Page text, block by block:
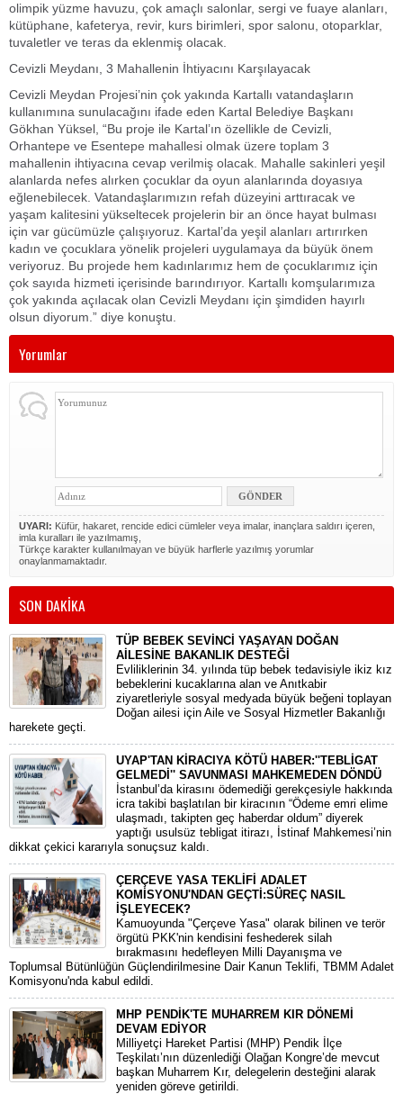
olimpik yüzme havuzu, çok amaçlı salonlar, sergi ve fuaye alanları,
kütüphane, kafeterya, revir, kurs birimleri, spor salonu, otoparklar,
tuvaletler ve teras da eklenmiş olacak.
Cevizli Meydanı, 3 Mahallenin İhtiyacını Karşılayacak
Cevizli Meydan Projesi’nin çok yakında Kartallı vatandaşların
kullanımına sunulacağını ifade eden Kartal Belediye Başkanı
Gökhan Yüksel, “Bu proje ile Kartal’ın özellikle de Cevizli,
Orhantepe ve Esentepe mahallesi olmak üzere toplam 3
mahallenin ihtiyacına cevap verilmiş olacak. Mahalle sakinleri yeşil
alanlarda nefes alırken çocuklar da oyun alanlarında doyasıya
eğlenebilecek. Vatandaşlarımızın refah düzeyini arttıracak ve
yaşam kalitesini yükseltecek projelerin bir an önce hayat bulması
için var gücümüzle çalışıyoruz. Kartal’da yeşil alanları artırırken
kadın ve çocuklara yönelik projeleri uygulamaya da büyük önem
veriyoruz. Bu projede hem kadınlarımız hem de çocuklarımız için
çok sayıda hizmeti içerisinde barındırıyor. Kartallı komşularımıza
çok yakında açılacak olan Cevizli Meydanı için şimdiden hayırlı
olsun diyorum.” diye konuştu.
Yorumlar
UYARI: Küfür, hakaret, rencide edici cümleler veya imalar, inançlara saldırı içeren,
imla kuralları ile yazılmamış,
Türkçe karakter kullanılmayan ve büyük harflerle yazılmış yorumlar
onaylanmamaktadır.
SON DAKİKA
TÜP BEBEK SEVİNCİ YAŞAYAN DOĞAN
AİLESİNE BAKANLIK DESTEĞİ
​Evliliklerinin 34. yılında tüp bebek tedavisiyle ikiz kız
bebeklerini kucaklarına alan ve Anıtkabir
ziyaretleriyle sosyal medyada büyük beğeni toplayan
Doğan ailesi için Aile ve Sosyal Hizmetler Bakanlığı
harekete geçti.
UYAP'TAN KİRACIYA KÖTÜ HABER:''TEBLİGAT
GELMEDİ'' SAVUNMASI MAHKEMEDEN DÖNDÜ
​İstanbul’da kirasını ödemediği gerekçesiyle hakkında
icra takibi başlatılan bir kiracının “Ödeme emri elime
ulaşmadı, takipten geç haberdar oldum” diyerek
yaptığı usulsüz tebligat itirazı, İstinaf Mahkemesi’nin
dikkat çekici kararıyla sonuçsuz kaldı.
ÇERÇEVE YASA TEKLİFİ ADALET
KOMİSYONU'NDAN GEÇTİ:SÜREÇ NASIL
İŞLEYECEK?
​Kamuoyunda "Çerçeve Yasa" olarak bilinen ve terör
örgütü PKK'nin kendisini feshederek silah
bırakmasını hedefleyen Milli Dayanışma ve
Toplumsal Bütünlüğün Güçlendirilmesine Dair Kanun Teklifi, TBMM Adalet
Komisyonu'nda kabul edildi.
MHP PENDİK'TE MUHARREM KIR DÖNEMİ
DEVAM EDİYOR
​Milliyetçi Hareket Partisi (MHP) Pendik İlçe
Teşkilatı’nın düzenlediği Olağan Kongre’de mevcut
başkan Muharrem Kır, delegelerin desteğini alarak
yeniden göreve getirildi.